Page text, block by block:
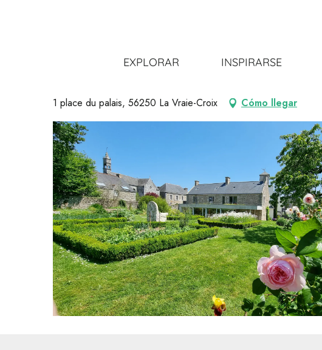
EXPLORAR INSPIRARSE
La mediateca municipal
1 place du palais, 56250 La Vraie-Croix Cómo llegar